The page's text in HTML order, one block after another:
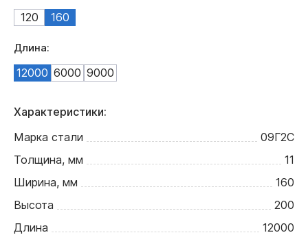
120 160
Длина:
12000 6000 9000
Характеристики:
Марка стали
09Г2С
Толщина, мм
11
Ширина, мм
160
Высота
200
Длина
12000